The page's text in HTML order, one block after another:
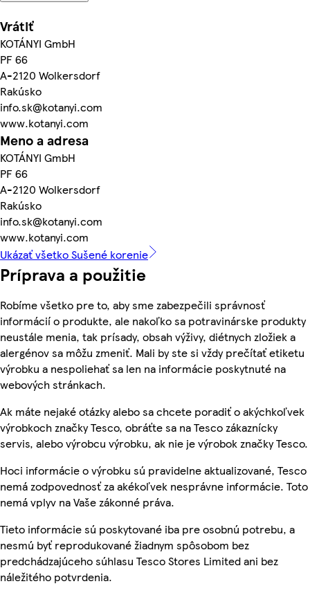
Vrátiť
KOTÁNYI GmbH
PF 66
A-2120 Wolkersdorf
Rakúsko
info.sk@kotanyi.com
www.kotanyi.com
Meno a adresa
KOTÁNYI GmbH
PF 66
A-2120 Wolkersdorf
Rakúsko
info.sk@kotanyi.com
www.kotanyi.com
Ukázať všetko Sušené korenie
Príprava a použitie
Robíme všetko pre to, aby sme zabezpečili správnosť
informácií o produkte, ale nakoľko sa potravinárske produkty
neustále menia, tak prísady, obsah výživy, diétnych zložiek a
alergénov sa môžu zmeniť. Mali by ste si vždy prečítať etiketu
výrobku a nespoliehať sa len na informácie poskytnuté na
webových stránkach.
Ak máte nejaké otázky alebo sa chcete poradiť o akýchkoľvek
výrobkoch značky Tesco, obráťte sa na Tesco zákaznícky
servis, alebo výrobcu výrobku, ak nie je výrobok značky Tesco.
Hoci informácie o výrobku sú pravidelne aktualizované, Tesco
nemá zodpovednosť za akékoľvek nesprávne informácie. Toto
nemá vplyv na Vaše zákonné práva.
Tieto informácie sú poskytované iba pre osobnú potrebu, a
nesmú byť reprodukované žiadnym spôsobom bez
predchádzajúceho súhlasu Tesco Stores Limited ani bez
náležitého potvrdenia.